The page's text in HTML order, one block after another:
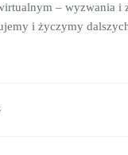
– wyzwania i
i życzymy